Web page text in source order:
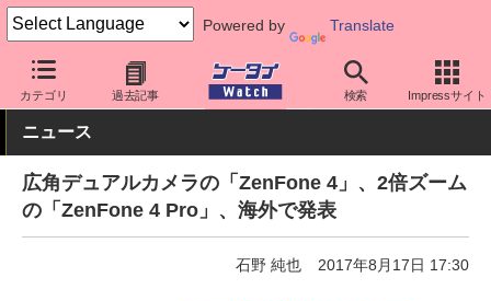
Powered by Translate
カテゴリ 過去記事 検索 Impressサイト
ケータイ Watch OS Android ASUS
ニュース
広角デュアルカメラの「ZenFone 4」、2倍ズーム
の「ZenFone 4 Pro」、海外で発表
石野 純也 2017年8月17日 17:30